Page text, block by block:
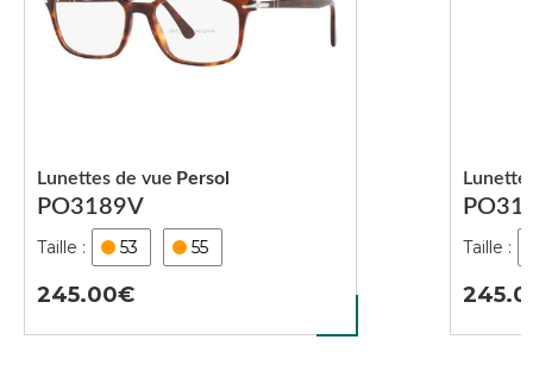
PO3189V
Lunettes de vue Persol
53 55
245.00